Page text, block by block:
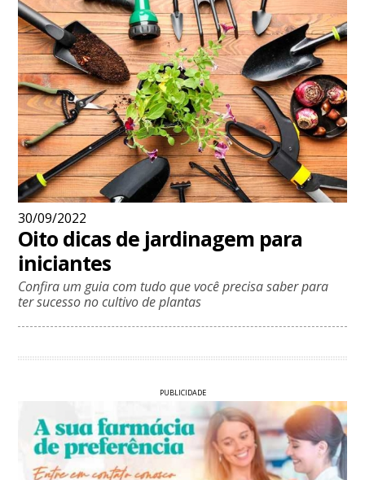
30/09/2022
Oito dicas de jardinagem para
iniciantes
Confira um guia com tudo que você precisa saber para
ter sucesso no cultivo de plantas
PUBLICIDADE